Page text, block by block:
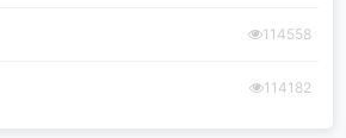
114558
114182